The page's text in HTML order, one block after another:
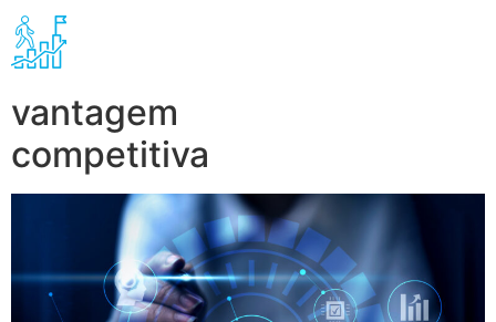
vantagem
competitiva